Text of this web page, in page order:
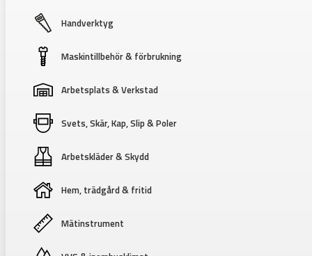
Handverktyg
Maskintillbehör & förbrukning
Arbetsplats & Verkstad
Svets, Skär, Kap, Slip & Poler
Arbetskläder & Skydd
Hem, trädgård & fritid
Mätinstrument